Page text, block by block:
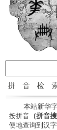
拼音检
本站新华
按拼音（拼音
便地查询到汉